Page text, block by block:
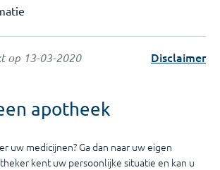
op 13-03-2020 Disclaimer
apotheek
uw medicijnen? Ga dan naar uw eigen
kent uw persoonlijke situatie en kan u